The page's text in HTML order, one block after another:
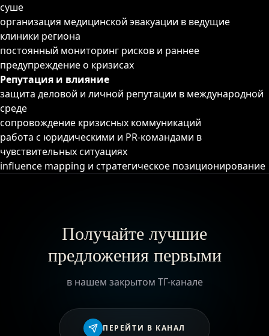
О ПРОЕКТЕ
ПРИВИЛЕГИИ
ЖУРНАЛ
суше
организация медицинской эвакуации в ведущие
клиники региона
постоянный мониторинг рисков и раннее
предупреждение о кризисах
Репутация и влияние
защита деловой и личной репутации в международной
среде
сопровождение кризисных коммуникаций
работа с юридическими и PR-командами в
чувствительных ситуациях
influence mapping и стратегическое позиционирование
Получайте лучшие
предложения первыми
в нашем закрытом ТГ-канале
ПЕРЕЙТИ В КАНАЛ